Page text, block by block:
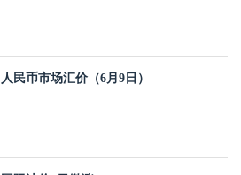
人民币市场汇价（6月9日）